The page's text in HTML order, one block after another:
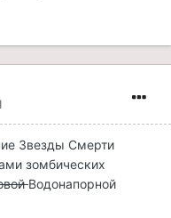
Звезды Смерти
зомбических
Водонапорной